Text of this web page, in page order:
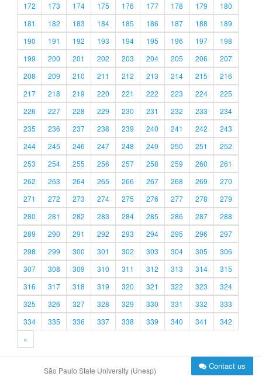
172
173 174 175 176 177 178 179
180
181
182 183 184 185 186 187 188
189
190
191 192 193 194 195 196 197
198
199
200 201 202 203 204 205 206
207
208
209 210 211 212 213 214 215
216
217
218 219 220 221 222 223 224
225
226
227 228 229 230 231 232 233
234
235
236 237 238 239 240 241 242
243
244
245 246 247 248 249 250 251
252
253
254 255 256 257 258 259 260
261
262
263 264 265 266 267 268 269
270
271
272 273 274 275 276 277 278
279
280
281 282 283 284 285 286 287
288
289
290 291 292 293 294 295 296
297
298
299 300 301 302 303 304 305
306
307
308 309 310 311 312 313 314
315
316
317 318 319 320 321 322 323
324
325
326 327 328 329 330 331 332
333
334
335 336 337 338 339 340 341
342
»
São Paulo State University (Unesp) Contact us